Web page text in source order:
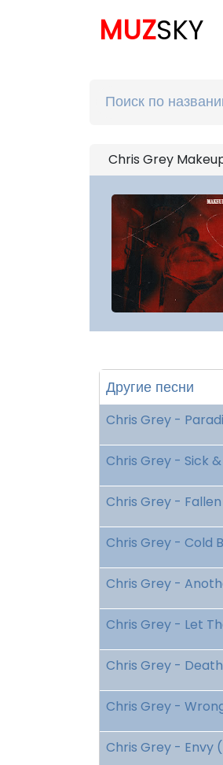
MUZSKY
Chris Grey
Другие песни
Chris Grey -
Chris Grey - Sick
Chris Grey -
Chris Grey - Cold
Chris Grey -
Chris Grey - Let
Chris Grey -
Chris Grey -
Chris Grey - Envy